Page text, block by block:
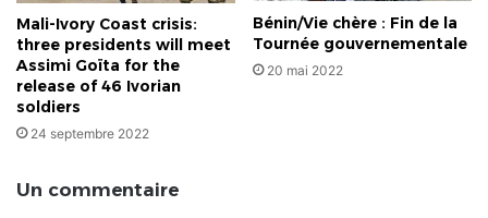
Mali-Ivory Coast crisis:
three presidents will meet
Assimi Goïta for the
release of 46 Ivorian
soldiers
24 septembre 2022
Bénin/Vie chère : Fin de la
Tournée gouvernementale
20 mai 2022
Un commentaire